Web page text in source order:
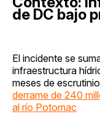
de DC bajo
El incidente se
infraestructura
meses de
derrame de 240
al río Potomac